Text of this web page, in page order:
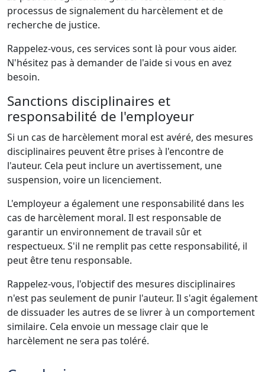
processus de signalement du harcèlement et de
recherche de justice.
Rappelez-vous, ces services sont là pour vous aider.
N'hésitez pas à demander de l'aide si vous en avez
besoin.
Sanctions disciplinaires et
responsabilité de l'employeur
Si un cas de harcèlement moral est avéré, des mesures
disciplinaires peuvent être prises à l'encontre de
l'auteur. Cela peut inclure un avertissement, une
suspension, voire un licenciement.
L'employeur a également une responsabilité dans les
cas de harcèlement moral. Il est responsable de
garantir un environnement de travail sûr et
respectueux. S'il ne remplit pas cette responsabilité, il
peut être tenu responsable.
Rappelez-vous, l'objectif des mesures disciplinaires
n'est pas seulement de punir l'auteur. Il s'agit également
de dissuader les autres de se livrer à un comportement
similaire. Cela envoie un message clair que le
harcèlement ne sera pas toléré.